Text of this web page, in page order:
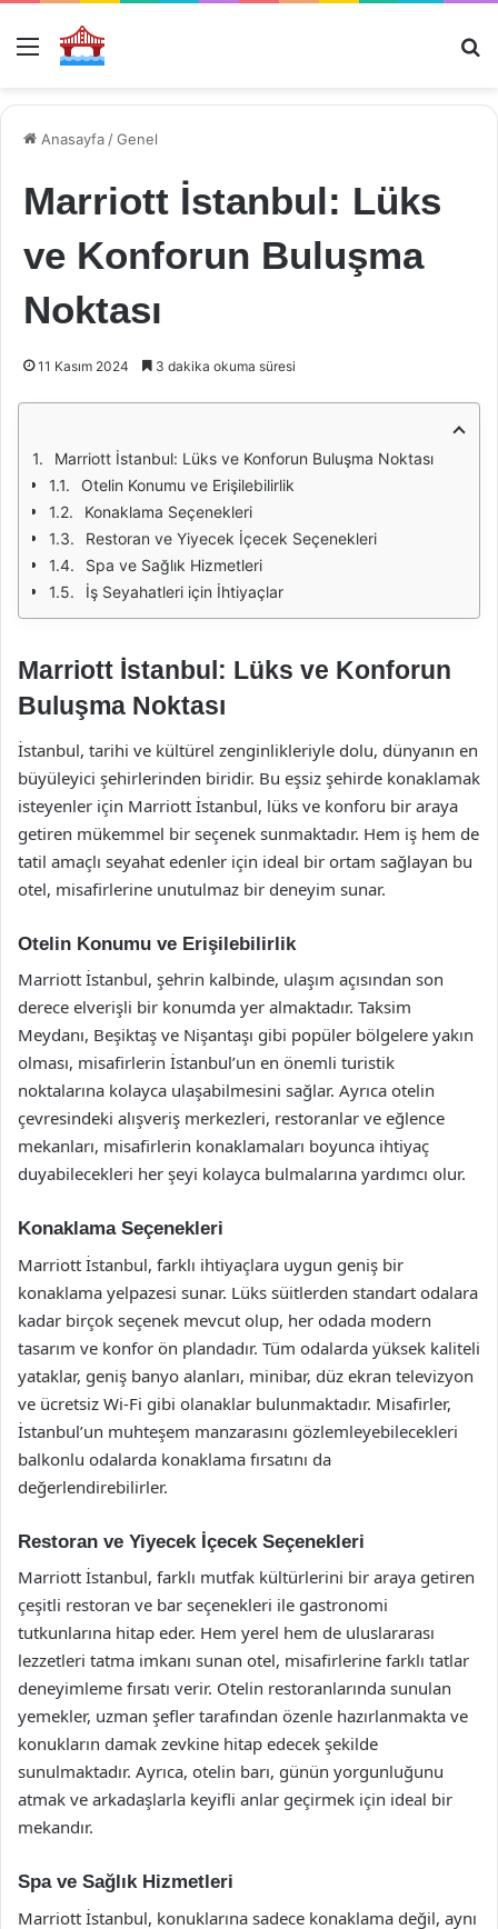
Menü
Anasayfa /Genel
Marriott İstanbul: Lüks
ve Konforun Buluşma
Noktası
11 Kasım 2024 3 dakika okuma süresi
Marriott İstanbul: Lüks ve Konforun Buluşma Noktası
Otelin Konumu ve Erişilebilirlik
Konaklama Seçenekleri
Restoran ve Yiyecek İçecek Seçenekleri
Spa ve Sağlık Hizmetleri
İş Seyahatleri için İhtiyaçlar
Marriott İstanbul: Lüks ve Konforun
Buluşma Noktası
İstanbul, tarihi ve kültürel zenginlikleriyle dolu, dünyanın en
büyüleyici şehirlerinden biridir. Bu eşsiz şehirde konaklamak
isteyenler için Marriott İstanbul, lüks ve konforu bir araya
getiren mükemmel bir seçenek sunmaktadır. Hem iş hem de
tatil amaçlı seyahat edenler için ideal bir ortam sağlayan bu
otel, misafirlerine unutulmaz bir deneyim sunar.
Otelin Konumu ve Erişilebilirlik
Marriott İstanbul, şehrin kalbinde, ulaşım açısından son
derece elverişli bir konumda yer almaktadır. Taksim
Meydanı, Beşiktaş ve Nişantaşı gibi popüler bölgelere yakın
olması, misafirlerin İstanbul’un en önemli turistik
noktalarına kolayca ulaşabilmesini sağlar. Ayrıca otelin
çevresindeki alışveriş merkezleri, restoranlar ve eğlence
mekanları, misafirlerin konaklamaları boyunca ihtiyaç
duyabilecekleri her şeyi kolayca bulmalarına yardımcı olur.
Konaklama Seçenekleri
Marriott İstanbul, farklı ihtiyaçlara uygun geniş bir
konaklama yelpazesi sunar. Lüks süitlerden standart odalara
kadar birçok seçenek mevcut olup, her odada modern
tasarım ve konfor ön plandadır. Tüm odalarda yüksek kaliteli
yataklar, geniş banyo alanları, minibar, düz ekran televizyon
ve ücretsiz Wi-Fi gibi olanaklar bulunmaktadır. Misafirler,
İstanbul’un muhteşem manzarasını gözlemleyebilecekleri
balkonlu odalarda konaklama fırsatını da
değerlendirebilirler.
Restoran ve Yiyecek İçecek Seçenekleri
Marriott İstanbul, farklı mutfak kültürlerini bir araya getiren
çeşitli restoran ve bar seçenekleri ile gastronomi
tutkunlarına hitap eder. Hem yerel hem de uluslararası
lezzetleri tatma imkanı sunan otel, misafirlerine farklı tatlar
deneyimleme fırsatı verir. Otelin restoranlarında sunulan
yemekler, uzman şefler tarafından özenle hazırlanmakta ve
konukların damak zevkine hitap edecek şekilde
sunulmaktadır. Ayrıca, otelin barı, günün yorgunluğunu
atmak ve arkadaşlarla keyifli anlar geçirmek için ideal bir
mekandır.
Spa ve Sağlık Hizmetleri
Marriott İstanbul, konuklarına sadece konaklama değil, aynı